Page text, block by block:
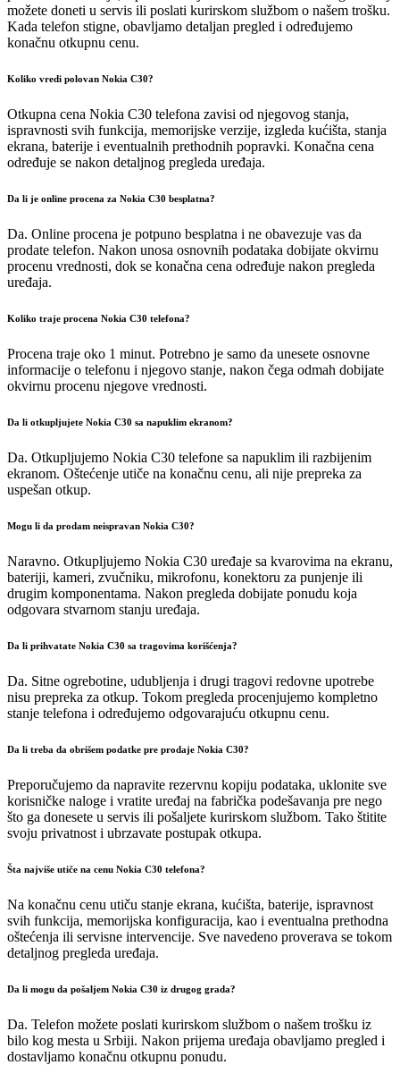
možete doneti u servis ili poslati kurirskom službom o našem trošku.
Kada telefon stigne, obavljamo detaljan pregled i određujemo
konačnu otkupnu cenu.
Koliko vredi polovan Nokia C30?
Otkupna cena Nokia C30 telefona zavisi od njegovog stanja,
ispravnosti svih funkcija, memorijske verzije, izgleda kućišta, stanja
ekrana, baterije i eventualnih prethodnih popravki. Konačna cena
određuje se nakon detaljnog pregleda uređaja.
Da li je online procena za Nokia C30 besplatna?
Da. Online procena je potpuno besplatna i ne obavezuje vas da
prodate telefon. Nakon unosa osnovnih podataka dobijate okvirnu
procenu vrednosti, dok se konačna cena određuje nakon pregleda
uređaja.
Koliko traje procena Nokia C30 telefona?
Procena traje oko 1 minut. Potrebno je samo da unesete osnovne
informacije o telefonu i njegovo stanje, nakon čega odmah dobijate
okvirnu procenu njegove vrednosti.
Da li otkupljujete Nokia C30 sa napuklim ekranom?
Da. Otkupljujemo Nokia C30 telefone sa napuklim ili razbijenim
ekranom. Oštećenje utiče na konačnu cenu, ali nije prepreka za
uspešan otkup.
Mogu li da prodam neispravan Nokia C30?
Naravno. Otkupljujemo Nokia C30 uređaje sa kvarovima na ekranu,
bateriji, kameri, zvučniku, mikrofonu, konektoru za punjenje ili
drugim komponentama. Nakon pregleda dobijate ponudu koja
odgovara stvarnom stanju uređaja.
Da li prihvatate Nokia C30 sa tragovima korišćenja?
Da. Sitne ogrebotine, udubljenja i drugi tragovi redovne upotrebe
nisu prepreka za otkup. Tokom pregleda procenjujemo kompletno
stanje telefona i određujemo odgovarajuću otkupnu cenu.
Da li treba da obrišem podatke pre prodaje Nokia C30?
Preporučujemo da napravite rezervnu kopiju podataka, uklonite sve
korisničke naloge i vratite uređaj na fabrička podešavanja pre nego
što ga donesete u servis ili pošaljete kurirskom službom. Tako štitite
svoju privatnost i ubrzavate postupak otkupa.
Šta najviše utiče na cenu Nokia C30 telefona?
Na konačnu cenu utiču stanje ekrana, kućišta, baterije, ispravnost
svih funkcija, memorijska konfiguracija, kao i eventualna prethodna
oštećenja ili servisne intervencije. Sve navedeno proverava se tokom
detaljnog pregleda uređaja.
Da li mogu da pošaljem Nokia C30 iz drugog grada?
Da. Telefon možete poslati kurirskom službom o našem trošku iz
bilo kog mesta u Srbiji. Nakon prijema uređaja obavljamo pregled i
dostavljamo konačnu otkupnu ponudu.